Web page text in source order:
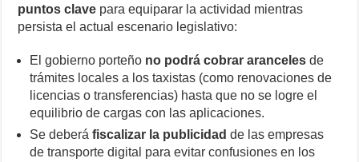
puntos clave para equiparar la actividad mientras
persista el actual escenario legislativo:
El gobierno porteño no podrá cobrar aranceles de
trámites locales a los taxistas (como renovaciones de
licencias o transferencias) hasta que no se logre el
equilibrio de cargas con las aplicaciones.
Se deberáfiscalizar la publicidad de las empresas
de transporte digital para evitar confusiones en los